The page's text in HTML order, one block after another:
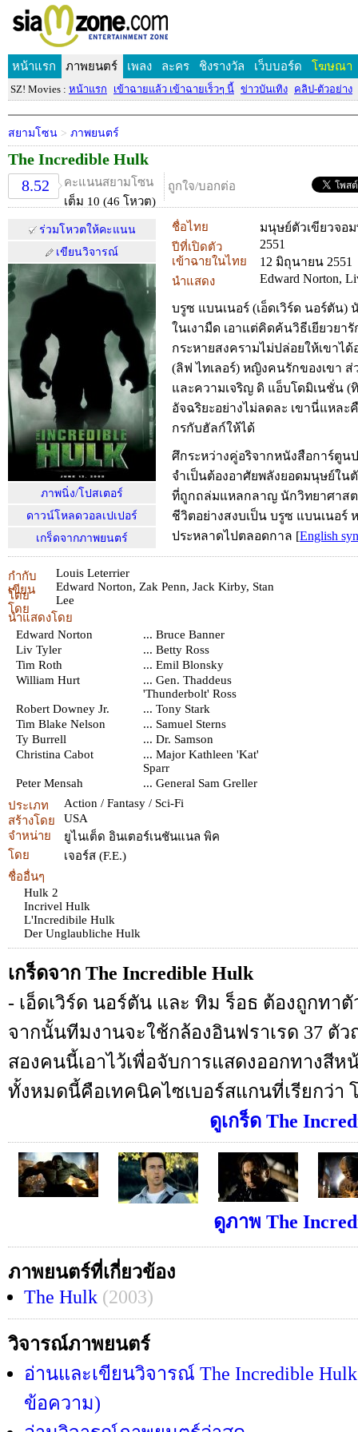
หน้าแรก ภาพยนตร์ เพลง ละคร ชิงรางวัล เว็บบอร์ด โฆษณา
SZ! Movies : หน้าแรก เข้าฉายแล้ว เข้าฉายเร็วๆ นี้ ข่าวบันเทิง คลิป-ตัวอย่าง
สยามโซน > ภาพยนตร์
The Incredible Hulk
8.52
คะแนนสยามโซน
เต็ม 10 (46 โหวต)
ถูกใจ/บอกต่อ
ร่วมโหวตให้คะแนน
เขียนวิจารณ์
ภาพนิ่ง/โปสเตอร์
ดาวน์โหลดวอลเปเปอร์
เกร็ดจากภาพยนตร์
ชื่อไทย มนุษย์ตัวเขียวจอ
ปีที่เปิดตัว 2551
เข้าฉายในไทย 12 มิถุนายน 2551
นำแสดง Edward Norton,
บรูซ แบนเนอร์ (เอ็ดเวิร์ด นอร์ตัน
ในเงามืด เอาแต่คิดค้นวิธีเยียวย
กระหายสงครามไม่ปล่อยให้เขาไ
(ลิฟ ไทเลอร์) หญิงคนรักของเขา
และความเจริญ ดิ แอ็บโดมิเนชั่น
อัจฉริยะอย่างไม่ลดละ เขานี่แหล
กรกับฮัลก์ให้ได้
ศึกระหว่างคู่อริจากหนังสือการ์ตูน
จำเป็นต้องอาศัยพลังยอดมนุษย์ใน
ที่ถูกถล่มแหลกลาญ นักวิทยาศาสต
ชีวิตอย่างสงบเป็น บรูซ แบนเนอร์
ประหลาดไปตลอดกาล [English
กำกับ
โดย
Louis Leterrier
เขียน
โดย
Edward Norton, Zak Penn, Jack Kirby, Stan
Lee
นำแสดงโดย
Edward Norton
... Bruce Banner
Liv Tyler
... Betty Ross
Tim Roth
... Emil Blonsky
William Hurt
... Gen. Thaddeus
'Thunderbolt' Ross
Robert Downey Jr.
... Tony Stark
Tim Blake Nelson
... Samuel Sterns
Ty Burrell
... Dr. Samson
Christina Cabot
... Major Kathleen 'Kat'
Sparr
Peter Mensah
... General Sam Greller
ประเภท
Action / Fantasy / Sci-Fi
สร้างโดย
USA
จำหน่าย
โดย
ยูไนเต็ด อินเตอร์เนชันแนล พิค
เจอร์ส (F.E.)
ชื่ออื่นๆ
Hulk 2
Incrivel Hulk
L'Incredibile Hulk
Der Unglaubliche Hulk
เกร็ดจาก The Incredible Hulk
- เอ็ดเวิร์ด นอร์ตัน และ ทิม ร็อธ ต้องถูกทา
จากนั้นทีมงานจะใช้กล้องอินฟราเรด 37 ตั
สองคนนี้เอาไว้เพื่อจับการแสดงออกทางสีห
ทั้งหมดนี้คือเทคนิคไซเบอร์สแกนที่เรียกว่า
ดูเกร็ด The
ดูภาพ The
ภาพยนตร์ที่เกี่ยวข้อง
The Hulk (2003)
วิจารณ์ภาพยนตร์
อ่านและเขียนวิจารณ์ The Incredible
ข้อความ)